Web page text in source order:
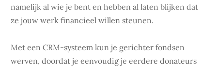
namelijk al wie je bent en hebben al laten blijken dat
ze jouw werk financieel willen steunen.
Met een CRM-systeem kun je gerichter fondsen
werven, doordat je eenvoudig je eerdere donateurs